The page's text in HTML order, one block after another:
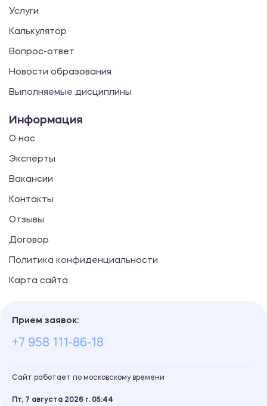
Услуги
Калькулятор
Вопрос-ответ
Новости образования
Выполняемые дисциплины
Информация
О нас
Эксперты
Вакансии
Контакты
Отзывы
Договор
Политика конфиденциальности
Карта сайта
Прием заявок:
+7 958 111-86-18
Сайт работает по московскому времени
Пт, 7 августа 2026 г. 05 44